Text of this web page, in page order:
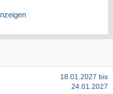
18.01.2027 bis
24.01.2027